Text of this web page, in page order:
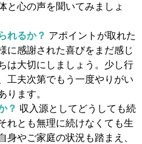
と心の声を聞いてみましょ
れるか？ アポイントが取れた
に感謝された喜びをまだ感じ
は大切にしましょう。少し行
工夫次第でもう一度やりがい
ります。
？ 収入源としてどうしても続
れとも無理に続けなくても生
身やご家庭の状況も踏まえ、